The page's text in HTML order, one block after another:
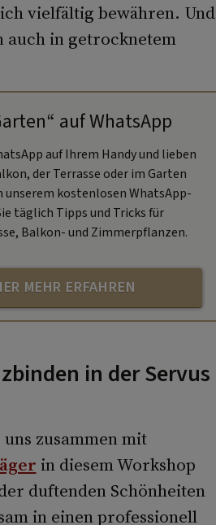
vielfältig bewähren. Und
auch in getrocknetem
auf WhatsApp
auf Ihrem Handy und lieben
der Terrasse oder im Garten
unserem kostenlosen WhatsApp-
täglich Tipps und Tricks für
Balkon- und Zimmerpflanzen.
MEHR ERFAHREN
in der Servus
zusammen mit
in diesem Workshop
duftenden Schönheiten
in einen professionell